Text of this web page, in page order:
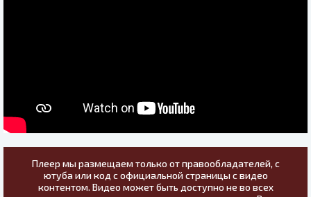
Плеер мы размещаем только от правообладателей, с
ютуба или код с официальной страницы с видео
контентом. Видео может быть доступно не во всех